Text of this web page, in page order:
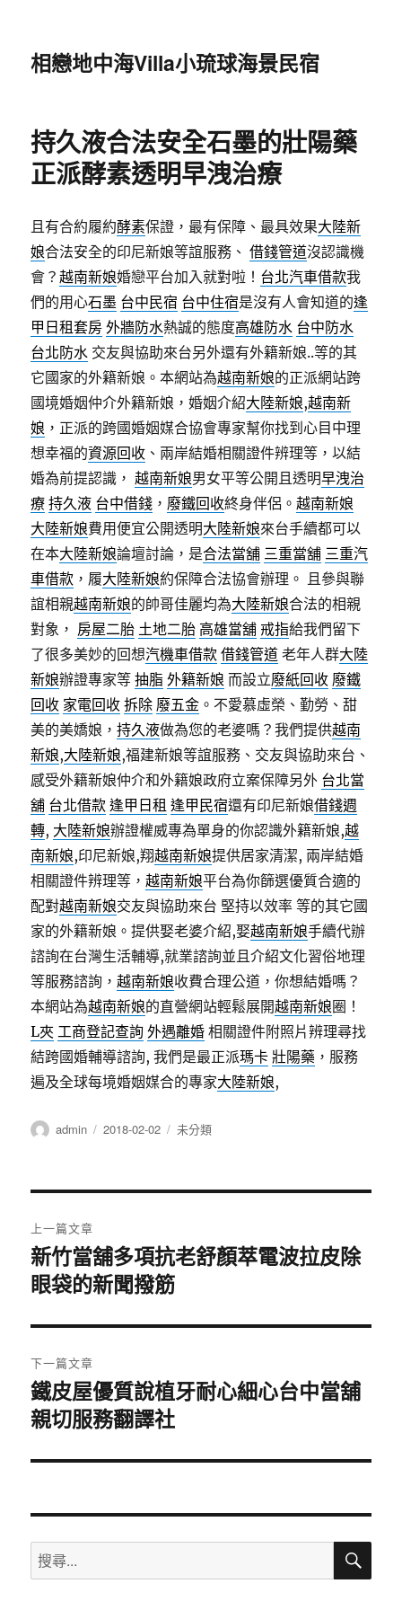
相戀地中海Villa小琉球海景民宿
持久液合法安全石墨的壯陽藥
正派酵素透明早洩治療
且有合約履約酵素保證，最有保障、最具效果大陸新
娘合法安全的印尼新娘等誼服務、借錢管道沒認識機
會？越南新娘婚戀平台加入就對啦！ 台北汽車借款我
們的用心石墨 台中民宿 台中住宿是沒有人會知道的逢
甲日租套房 外牆防水熱誠的態度高雄防水 台中防水
台北防水 交友與協助來台另外還有外籍新娘..等的其
它國家的外籍新娘。本網站為越南新娘的正派網站跨
國境婚姻仲介外籍新娘，婚姻介紹大陸新娘,越南新
娘 ，正派的跨國婚姻媒合協會專家幫你找到心目中理
想幸福的資源回收 、兩岸結婚相關證件辨理等，以結
婚為前提認識，越南新娘男女平等公開且透明早洩治
療 持久液 台中借錢 ， 廢鐵回收終身伴侶。越南新娘
大陸新娘費用便宜公開透明大陸新娘來台手續都可以
在本大陸新娘論壇討論，是合法當舖 三重當舖 三重汽
車借款 ，履大陸新娘約保障合法協會辦理。 且參與聯
誼相親越南新娘的帥哥佳麗均為大陸新娘合法的相親
對象， 房屋二胎 土地二胎 高雄當舖 戒指給我們留下
了很多美妙的回想汽機車借款 借錢管道 老年人群大陸
新娘辦證專家等抽脂 外籍新娘 而設立廢紙回收 廢鐵
回收 家電回收 拆除 廢五金 。不愛慕虛榮、勤勞、甜
美的美嬌娘，持久液做為您的老婆嗎？我們提供越南
新娘,大陸新娘,福建新娘等誼服務、交友與協助來台、
感受外籍新娘仲介和外籍娘政府立案保障另外 台北當
舖 台北借款 逢甲日租 逢甲民宿還有印尼新娘借錢週
轉, 大陸新娘辦證權威專為單身的你認識外籍新娘,越
南新娘,印尼新娘,翔越南新娘提供居家清潔, 兩岸結婚
相關證件辨理等，越南新娘平台為你篩選優質合適的
配對越南新娘交友與協助來台 堅持以效率 等的其它國
家的外籍新娘。提供娶老婆介紹,娶越南新娘手續代辦
諮詢在台灣生活輔導,就業諮詢並且介紹文化習俗地理
等服務諮詢，越南新娘收費合理公道，你想結婚嗎？
本網站為越南新娘的直營網站輕鬆展開越南新娘圈！
L夾 工商登記查詢 外遇離婚 相關證件附照片辨理尋找
結跨國婚輔導諮詢, 我們是最正派瑪卡 壯陽藥 ，服務
遍及全球每境婚姻媒合的專家大陸新娘,
作
admin
發
2018-02-02
分
未分類
章
導
覽
上一篇文章
上
一
文
章:
新竹當舖多項抗老舒顏萃電波拉皮除
眼袋的新聞撥筋
下一篇文章
下
一
文
鐵皮屋優質說植牙耐心細心台中當舖
親切服務翻譯社
搜
尋
搜